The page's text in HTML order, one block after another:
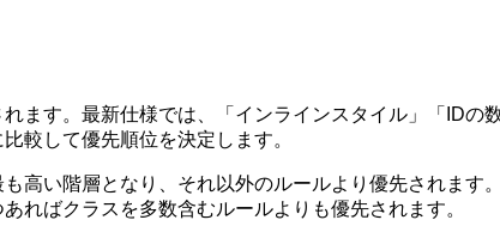
ます。最新仕様では、「インラインスタイル」「ID
較して優先順位を決定します。
高い階層となり、それ以外のルールより優先されま
ればクラスを多数含むルールよりも優先されます。